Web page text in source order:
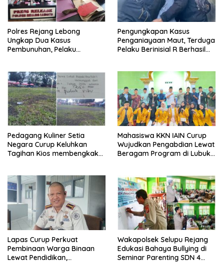
Polres Rejang Lebong
Ungkap Dua Kasus
Pembunuhan, Pelaku
Pengungkapan Kasus
Penganiayaan Maut, Terduga
Pelaku Berinisial R Berhasil
Pedagang Kuliner Setia
Negara Curup Keluhkan
Tagihan Kios membengkak
Mahasiswa KKN IAIN Curup
Wujudkan Pengabdian Lewat
Beragam Program di Lubuk
Lapas Curup Perkuat
Pembinaan Warga Binaan
Lewat Pendidikan,
Wakapolsek Selupu Rejang
Edukasi Bahaya Bullying di
Seminar Parenting SDN 4